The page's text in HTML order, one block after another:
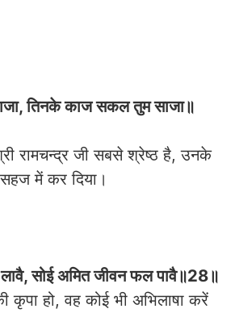
तिनके काज सकल तुम साजा॥
रामचन्द्र जी सबसे श्रेष्ठ है, उनके
में कर दिया।
सोई अमित जीवन फल पावै॥28॥
हो, वह कोई भी अभिलाषा करें